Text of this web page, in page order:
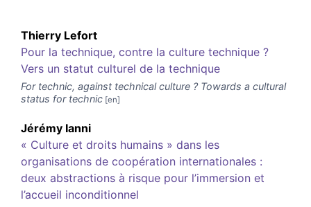
Thierry Lefort
Pour la technique, contre la culture technique ?
Vers un statut culturel de la technique
For technic, against technical culture ? Towards a cultural
status for technic
Jérémy Ianni
« Culture et droits humains » dans les
organisations de coopération internationales :
deux abstractions à risque pour l’immersion et
l’accueil inconditionnel